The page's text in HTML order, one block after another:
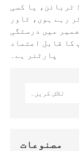
ٹربائن، یا کسی
رہے ہوں، ٹاور
میں درستگی
کا قابل اعتماد
پارٹنر ہے۔
مصنوعات